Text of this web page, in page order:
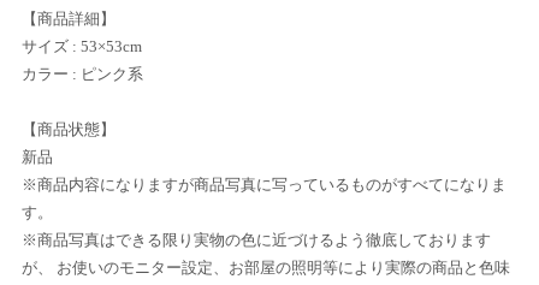
【商品詳細】
サイズ : 53×53cm
カラー : ピンク系
【商品状態】
新品
※商品内容になりますが商品写真に写っているものがすべてになりま
す。
※商品写真はできる限り実物の色に近づけるよう徹底しております
が、 お使いのモニター設定、お部屋の照明等により実際の商品と色味